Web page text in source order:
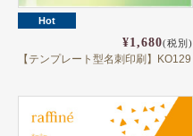
Hot
¥1,680(税別)
【テンプレート型名刺印刷】KO129